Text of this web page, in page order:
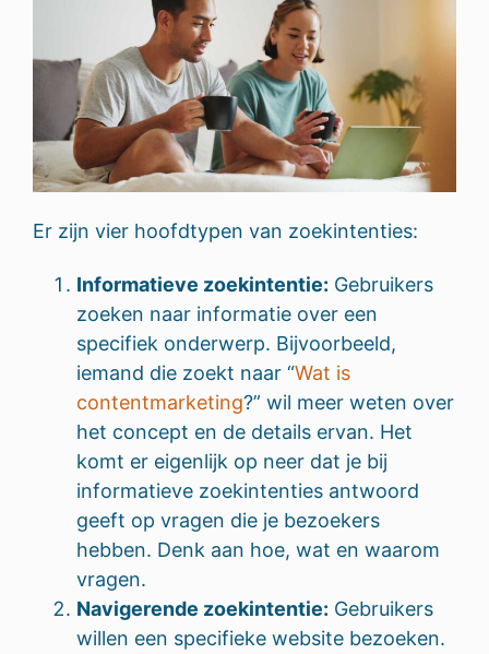
Er zijn vier hoofdtypen van zoekintenties:
Informatieve zoekintentie: Gebruikers
zoeken naar informatie over een
specifiek onderwerp. Bijvoorbeeld,
iemand die zoekt naar “Wat is
contentmarketing?” wil meer weten over
het concept en de details ervan. Het
komt er eigenlijk op neer dat je bij
informatieve zoekintenties antwoord
geeft op vragen die je bezoekers
hebben. Denk aan hoe, wat en waarom
vragen.
Navigerende zoekintentie: Gebruikers
willen een specifieke website bezoeken.